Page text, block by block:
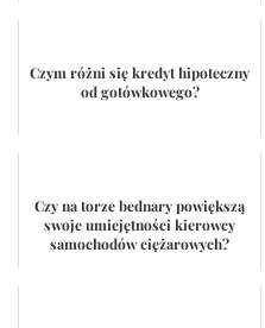
Czym różni się kredyt hipoteczny
od gotówkowego?
Czy na torze bednary powiększą
swoje umiejętności kierowcy
samochodów ciężarowych?